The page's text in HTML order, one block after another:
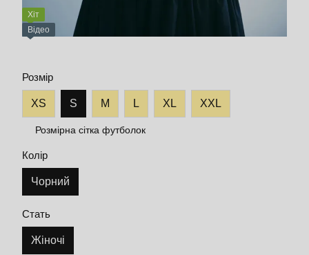
Хіт
Відео
Розмір
XS S M L XL XXL
Розмірна сітка футболок
Колір
Чорний
Стать
Жіночі